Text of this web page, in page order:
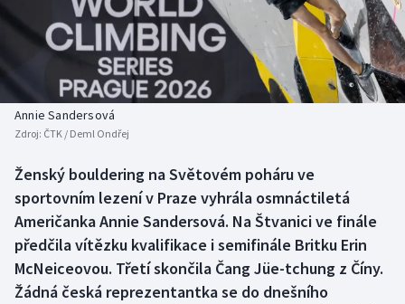
Baseball a softbal
Biatlon
Box
Curling
Dostihy
Soutěže
Historické návraty
Aplikace ČT sport
Annie Sandersová
Zdroj: ČTK / Deml Ondřej
Ženský bouldering na Světovém poháru ve
sportovním lezení v Praze vyhrála osmnáctiletá
Američanka Annie Sandersová. Na Štvanici ve finále
předčila vítězku kvalifikace i semifinále Britku Erin
McNeiceovou. Třetí skončila Čang Jüe-tchung z Číny.
Žádná česká reprezentantka se do dnešního